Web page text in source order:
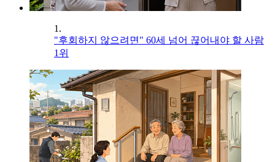
1.
"후회하지 않으려면" 60세 넘어 끊어내야 할 사람
1위